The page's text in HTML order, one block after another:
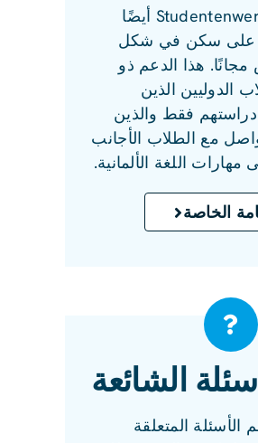
يوفر Studentenwerk Freiberg أيضًا
على سكن في شكل
هذا الدعم ذو
الدوليين الذين
فقط والذين
مع الطلاب الأجانب
مهارات اللغة الألمانية.
الخاصة
الشائعة
المتعلقة